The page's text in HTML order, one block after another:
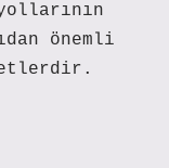
önemli